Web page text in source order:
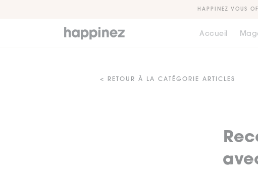
HAPPINEZ VOUS
Accueil
< RETOUR À LA CATÉGORIE ARTICLES